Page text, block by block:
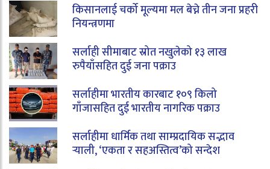
किसानलाई चर्को मूल्यमा मल बेच्ने तीन जना प्रहरी
नियन्त्रणमा
सर्लाही सीमाबाट स्रोत नखुलेको १३ लाख
रुपैयाँसहित दुई जना पक्राउ
सर्लाहीमा भारतीय कारबाट १०९ किलो
गाँजासहित दुई भारतीय नागरिक पक्राउ
सर्लाहीमा धार्मिक तथा साम्प्रदायिक सद्भाव
र्‍याली, ‘एकता र सहअस्तित्व’को सन्देश